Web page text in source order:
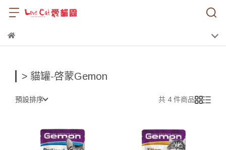
> 貓罐-啓蒙Gemon
預設排序 共 4 件商品